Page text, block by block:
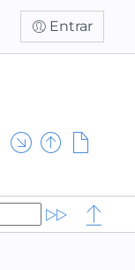
Entrar